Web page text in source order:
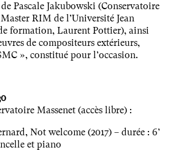
Pascale Jakubowski (Conservatoire
RIM de l’Université Jean
formation, Laurent Pottier), ainsi
de compositeurs extérieurs,
», constitué pour l’occasion.
Massenet (accès libre) :
Not welcome (2017) – durée : 6’
et piano